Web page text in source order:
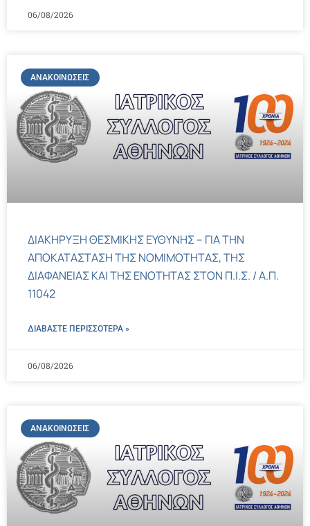
06/08/2026
ΑΝΑΚΟΙΝΏΣΕΙΣ
ΔΙΑΚΗΡΥΞΗ ΘΕΣΜΙΚΗΣ ΕΥΘΥΝΗΣ – ΓΙΑ ΤΗΝ
ΑΠΟΚΑΤΑΣΤΑΣΗ ΤΗΣ ΝΟΜΙΜΟΤΗΤΑΣ, ΤΗΣ
ΔΙΑΦΑΝΕΙΑΣ ΚΑΙ ΤΗΣ ΕΝΟΤΗΤΑΣ ΣΤΟΝ Π.Ι.Σ. / Α.Π.
11042
ΔΙΑΒΑΣΤΕ ΠΕΡΙΣΣΌΤΕΡΑ »
06/08/2026
ΑΝΑΚΟΙΝΏΣΕΙΣ